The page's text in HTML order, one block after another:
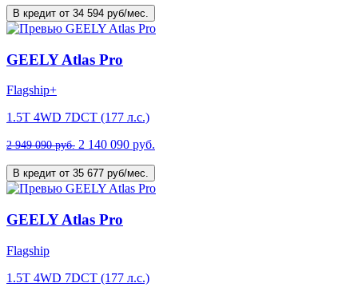
В кредит от 34 594 руб/мес.
GEELY Atlas Pro
Flagship+
1.5T 4WD 7DCT (177 л.с.)
2 949 090 руб. 2 140 090 руб.
В кредит от 35 677 руб/мес.
GEELY Atlas Pro
Flagship
1.5T 4WD 7DCT (177 л.с.)